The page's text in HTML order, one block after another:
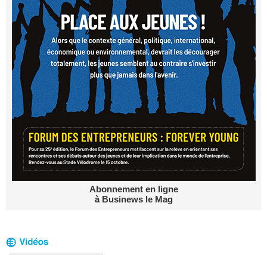
Abonnement en ligne
à Businews le Mag